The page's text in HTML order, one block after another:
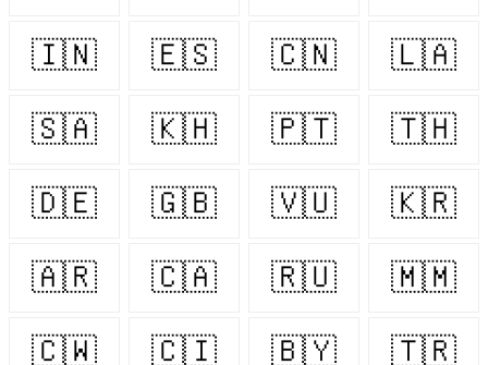
🇮🇳 🇪🇸 🇨🇳 🇱🇦
🇸🇦 🇰🇭 🇵🇹 🇹🇭
🇩🇪 🇬🇧 🇻🇺 🇰🇷
🇦🇷 🇨🇦 🇷🇺 🇲🇲
🇨🇼 🇨🇮 🇧🇾 🇹🇷